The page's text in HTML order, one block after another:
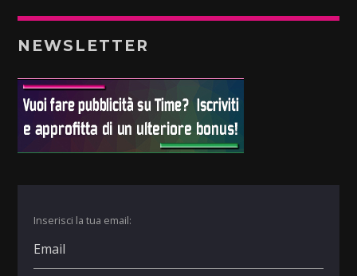
NEWSLETTER
Inserisci la tua email: